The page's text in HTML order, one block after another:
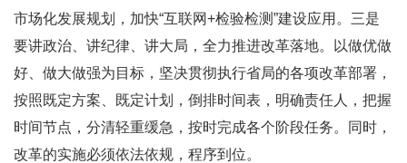
市场化发展规划，加快“互联网+检验检测”建设应用。三是
要讲政治、讲纪律、讲大局，全力推进改革落地。以做优做
好、做大做强为目标，坚决贯彻执行省局的各项改革部署，
按照既定方案、既定计划，倒排时间表，明确责任人，把握
时间节点，分清轻重缓急，按时完成各个阶段任务。同时，
改革的实施必须依法依规，程序到位。